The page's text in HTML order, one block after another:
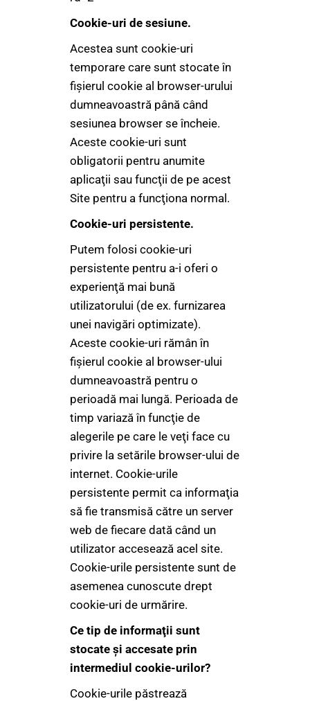
Cookie-uri de sesiune.
Acestea sunt cookie-uri
temporare care sunt stocate în
fişierul cookie al browser-urului
dumneavoastră până când
sesiunea browser se încheie.
Aceste cookie-uri sunt
obligatorii pentru anumite
aplicaţii sau funcţii de pe acest
Site pentru a funcţiona normal.
Cookie-uri persistente.
Putem folosi cookie-uri
persistente pentru a-i oferi o
experienţă mai bună
utilizatorului (de ex. furnizarea
unei navigări optimizate).
Aceste cookie-uri rămân în
fişierul cookie al browser-ului
dumneavoastră pentru o
perioadă mai lungă. Perioada de
timp variază în funcţie de
alegerile pe care le veţi face cu
privire la setările browser-ului de
internet. Cookie-urile
persistente permit ca informaţia
să fie transmisă către un server
web de fiecare dată când un
utilizator accesează acel site.
Cookie-urile persistente sunt de
asemenea cunoscute drept
cookie-uri de urmărire.
Ce tip de informaţii sunt
stocate şi accesate prin
intermediul cookie-urilor?
Cookie-urile păstrează